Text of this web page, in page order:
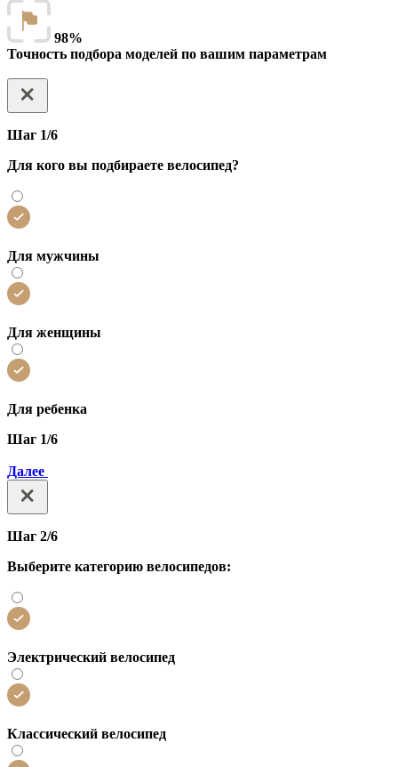
98%
Точность подбора моделей по вашим параметрам
Шаг 1/6
Для кого вы подбираете велосипед?
Для мужчины
Для женщины
Для ребенка
Шаг 1/6
Далее
Шаг 2/6
Выберите категорию велосипедов:
Электрический велосипед
Классический велосипед